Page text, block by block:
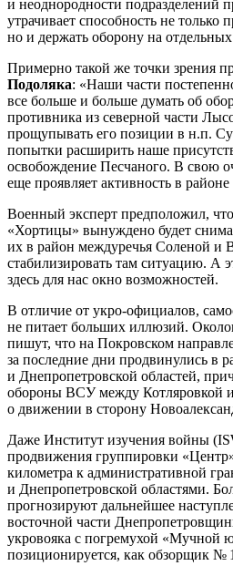
и неоднородности подразделений
утрачивает способность не только
но и держать оборону на
Примерно такой же точки зрения
Подоляка: «Наши части
все больше и больше думать об
противника из северной части
прощупывать его позиции в н.п.
попытки расширить наше
освобождение Песчаного. В свою
еще проявляет активность в
Военный эксперт предположил,
«Хортицы» вынуждено будет
их в район междуречья Соленой и
стабилизировать там ситуацию. А
здесь для нас окно возможностей.
В отличие от укро-официалов,
не питает больших иллюзий.
пишут, что на Покровском
за последние дни продвинулись в
и Днепропетровской областей,
обороны ВСУ между Котляровкой
о движении в сторону
Даже Институт изучения войны
продвижения группировки
километра к административной
и Днепропетровской областями.
прогнозируют дальнейшее
восточной части
укровояка с погремухой «Мучной
позиционируется, как обзорщик №